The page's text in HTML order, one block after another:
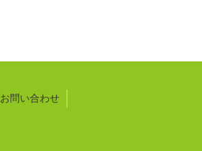
お問い合わせ